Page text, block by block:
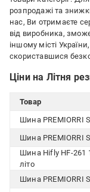
розпродажі та
нас, Ви отримаєте
від виробника,
іншому місті
скориставшися
Ціни на Літня
Товар
Шина PREMIORRI
Шина PREMIORRI
Шина Hifly HF-261
літо
Шина PREMIORRI